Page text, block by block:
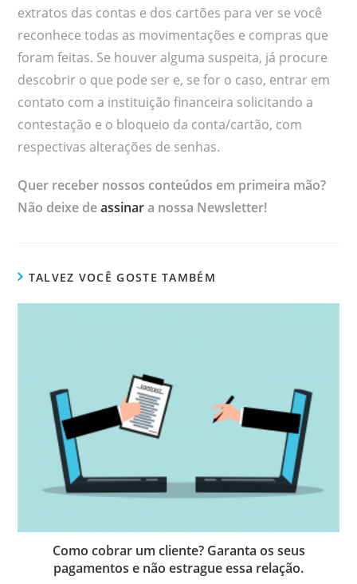
extratos das contas e dos cartões para ver se você
reconhece todas as movimentações e compras que
foram feitas. Se houver alguma suspeita, já procure
descobrir o que pode ser e, se for o caso, entrar em
contato com a instituição financeira solicitando a
contestação e o bloqueio da conta/cartão, com
respectivas alterações de senhas.
Quer receber nossos conteúdos em primeira mão?
Não deixe deassinara nossa Newsletter!
TALVEZ VOCÊ GOSTE TAMBÉM
Como cobrar um cliente? Garanta os seus
pagamentos e não estrague essa relação.